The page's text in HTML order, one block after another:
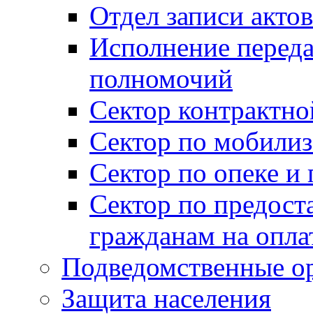
Отдел записи
Исполнение
полномочий
Сектор
Сектор по
Сектор по опеке и
Сектор по
гражданам на
Подведомственные
Защита населения